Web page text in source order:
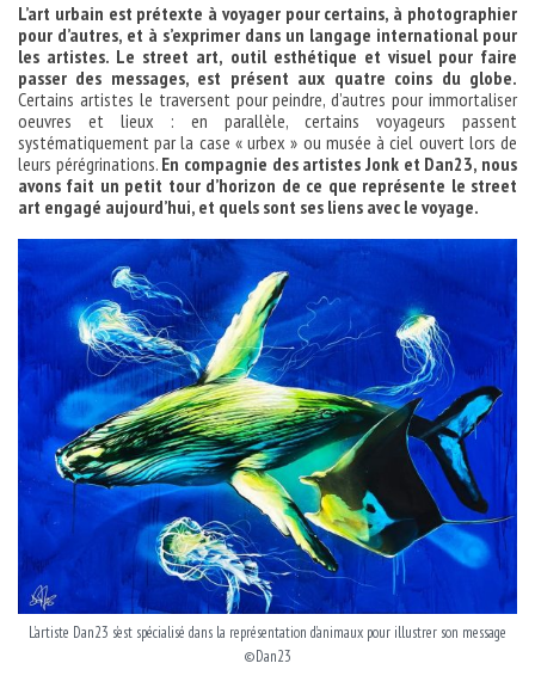
OK
L’art urbain est prétexte à voyager pour certains, à photographier
pour d’autres, et à s’exprimer dans un langage international pour
les artistes. Le street art, outil esthétique et visuel pour faire
passer des messages, est présent aux quatre coins du globe.
Certains artistes le traversent pour peindre, d’autres pour immortaliser
oeuvres et lieux : en parallèle, certains voyageurs passent
systématiquement par la case « urbex » ou musée à ciel ouvert lors de
leurs pérégrinations. En compagnie des artistes Jonk et Dan23, nous
avons fait un petit tour d’horizon de ce que représente le street
art engagé aujourd’hui, et quels sont ses liens avec le voyage.
L’artiste Dan23 s’est spécialisé dans la représentation d’animaux pour illustrer son message
©Dan23